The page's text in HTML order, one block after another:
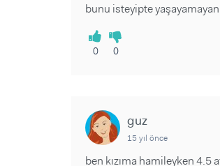
bunu isteyipte
0 0
guz
15 yıl önce
ben kızıma hamileyken